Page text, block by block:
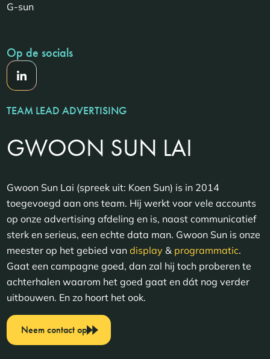
TEAM LEAD ADVERTISING
GWOON SUN LAI
Gwoon Sun Lai (spreek uit: Koen Sun) is in 2014
toegevoegd aan ons team. Hij werkt voor vele accounts
op onze advertising afdeling en is, naast communicatief
sterk en serieus, een echte data man. Gwoon Sun is onze
meester op het gebied vandisplay & programmatic.
Gaat een campagne goed, dan zal hij toch proberen te
achterhalen waarom het goed gaat en dát nog verder
uitbouwen. En zo hoort het ook.
Neem contact op
G-sun
Op de socials